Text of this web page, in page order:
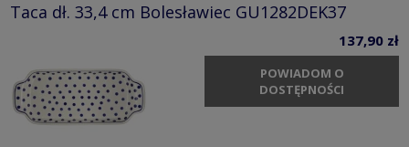
Taca dł. 33,4 cm Bolesławiec GU1282DEK37
137,90 zł
POWIADOM O
DOSTĘPNOŚCI